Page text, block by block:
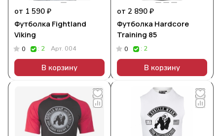
от 1 590 ₽
Футболка Fightland
Viking
0 : 2 Арт. 004
В корзину
от 2 890 ₽
Футболка Hardcore
Training 85
0 : 2
В корзину